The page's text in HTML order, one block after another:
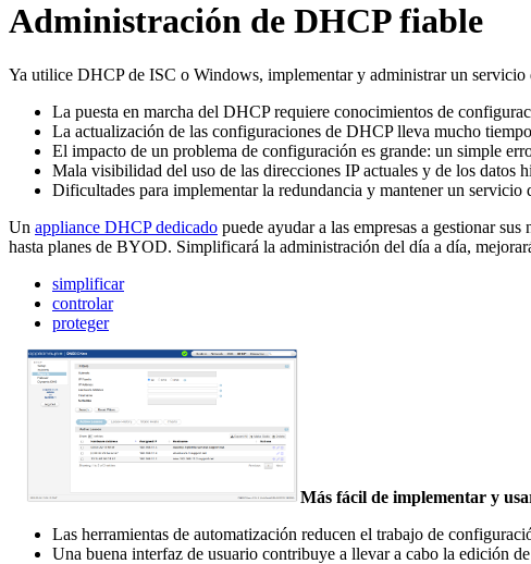
Administración de DHCP fiable
Ya utilice DHCP de ISC o Windows, implementar y administrar un servicio
La puesta en marcha del DHCP requiere conocimientos de
La actualización de las configuraciones de DHCP lleva mucho
El impacto de un problema de configuración es grande: un simple
Mala visibilidad del uso de las direcciones IP actuales y de los datos
Dificultades para implementar la redundancia y mantener un
Un appliance DHCP dedicado puede ayudar a las empresas a gestionar
hasta planes de BYOD. Simplificará la administración del día a día,
simplificar
controlar
proteger
Más fácil de implementar y
Las herramientas de automatización reducen el trabajo de
Una buena interfaz de usuario contribuye a llevar a cabo la edición